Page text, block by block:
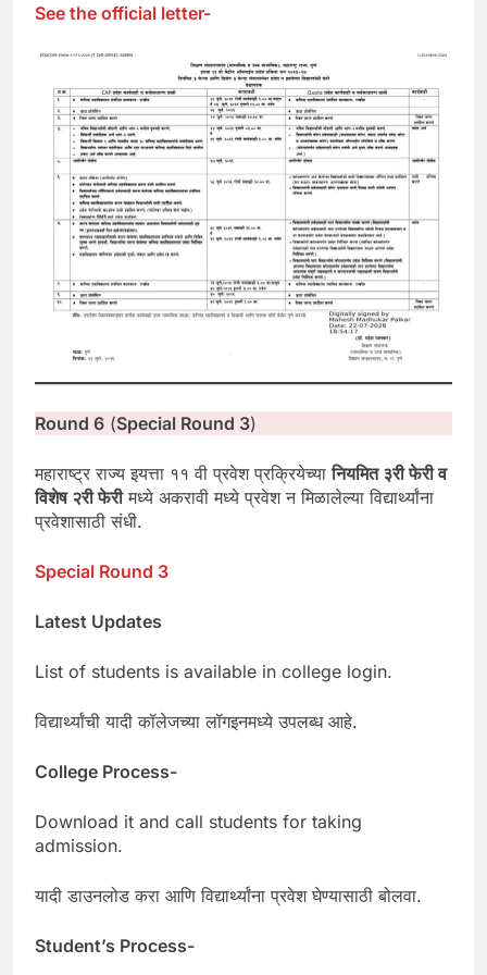
See the official letter-
Round 6 (Special Round 3)
महाराष्ट्र राज्य इयत्ता ११ वी प्रवेश प्रक्रियेच्यानियमित ३री फेरी व
विशेष २री फेरीमध्ये अकरावी मध्ये प्रवेश न मिळालेल्या विद्यार्थ्यांना
प्रवेशासाठी संधी.
Special Round 3
Latest Updates
List of students is available in college login.
विद्यार्थ्यांची यादी कॉलेजच्या लॉगइनमध्ये उपलब्ध आहे.
College Process-
Download it and call students for taking
admission.
यादी डाउनलोड करा आणि विद्यार्थ्यांना प्रवेश घेण्यासाठी बोलवा.
Student’s Process-